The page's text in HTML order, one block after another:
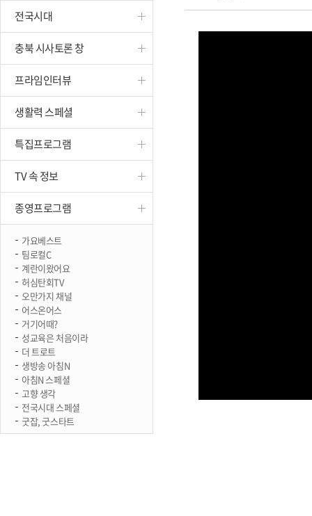
전국시대
충북 시사토론 창
프라임인터뷰
생활력 스페셜
특집프로그램
TV 속 정보
종영프로그램
가요베스트
팀로컬C
계란이왔어요
허심탄회TV
오만가지 채널
어스온어스
거기어때?
성교육은 처음이라
더 트로트
생방송 아침N
아침N 스페셜
고향 생각
전국시대 스페셜
굿잡, 굿스타트